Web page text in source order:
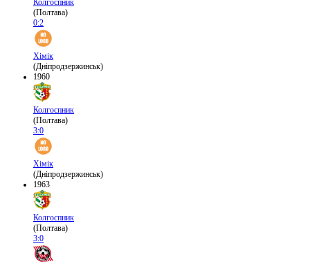
Колгоспник
(Полтава)
0:2
Хімік
(Дніпродзержинськ)
1960
Колгоспник
(Полтава)
3:0
Хімік
(Дніпродзержинськ)
1963
Колгоспник
(Полтава)
3:0